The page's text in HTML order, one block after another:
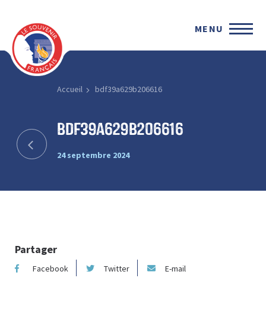
MENU
Accueil bdf39a629b206616
bdf39a629b206616
24 septembre 2024
Partager
Facebook Twitter E-mail